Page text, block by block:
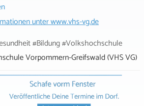
unterwww.vhs-vg.de
#Bildung #Volkshochschule
Vorpommern-Greifswald (VHS VG)